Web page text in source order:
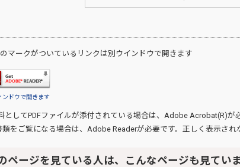
マークがついているリンクは別ウインドウで開きます
ンドウで開きます
としてPDFファイルが添付されている場合は、 Adobe Acrobat(R)が
類をご覧になる場合は、 Adobe Readerが必要です。正しく表示され
ページを見ている人は、こんなページも見ていま